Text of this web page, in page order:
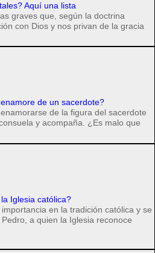
Aquí una lista
graves que, según la doctrina
con Dios y nos privan de la gracia
de un sacerdote?
de la figura del sacerdote
y acompaña. ¿Es malo que
Iglesia católica?
en la tradición católica y se
a quien la Iglesia reconoce